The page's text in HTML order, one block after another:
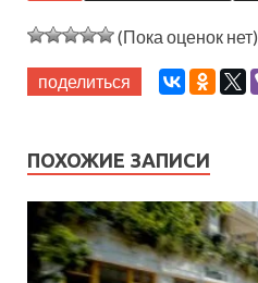
(Пока оценок нет)
поделиться
ПОХОЖИЕ ЗАПИСИ